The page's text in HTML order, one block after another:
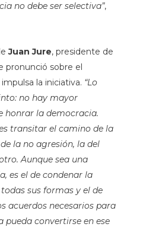
no debe ser selectiva”,
Juan Jure, presidente de
pronunció sobre el
la iniciativa. “Lo
no hay mayor
honrar la democracia.
transitar el camino de la
la no agresión, la del
Aunque sea una
es el de condenar la
sus formas y el de
acuerdos necesarios para
pueda convertirse en ese